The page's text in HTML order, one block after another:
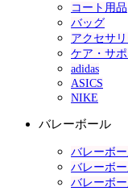
コート用品
バッグ
アクセサ
ケア・サ
adidas
ASICS
NIKE
バレーボール
バレーボ
バレーボ
バレーボ